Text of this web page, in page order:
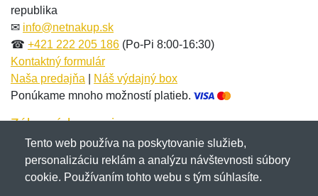
Meno:*
E-mail:
Správa*
E-mail:*
Správa*
republika
✉ info@netnakup.sk
☎ +421 222 205 186 (Po-Pi 8:00-16:30)
Kontaktný formulár
Naša predajňa
Náš výdajný box
Ponúkame mnoho možností platieb.
Zákaznícky servis
Novinky emailom
Tento web používa na poskytovanie služieb,
personalizáciu reklám a analýzu návštevnosti súbory
cookie. Používaním tohto webu s tým súhlasíte.